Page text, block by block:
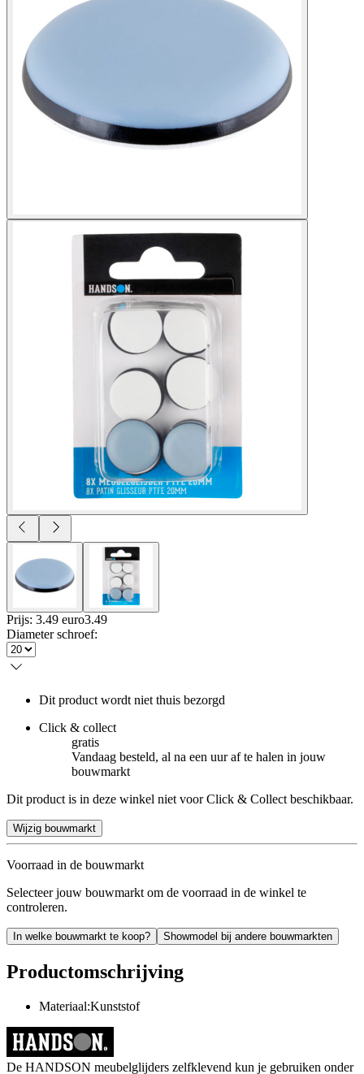
Prijs: 3.49 euro3.49
Diameter schroef:
Dit product wordt niet thuis bezorgd
Click & collect
gratis
Vandaag besteld, al na een uur af te halen in jouw
bouwmarkt
Dit product is in deze winkel niet voor Click & Collect beschikbaar.
Wijzig bouwmarkt
Voorraad in de bouwmarkt
Selecteer jouw bouwmarkt om de voorraad in de winkel te
controleren.
In welke bouwmarkt te koop? Showmodel bij andere bouwmarkten
Productomschrijving
Materiaal:Kunststof
De HANDSON meubelglijders zelfklevend kun je gebruiken onder